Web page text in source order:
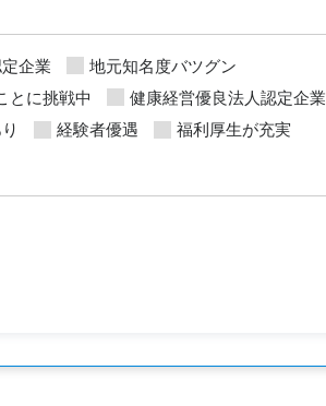
企業
地元知名度バツグン
とに挑戦中
健康経営優良法人認定企業
経験者優遇
福利厚生が充実